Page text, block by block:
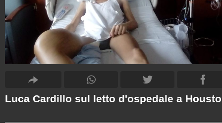
Luca Cardillo sul letto d'ospedale a